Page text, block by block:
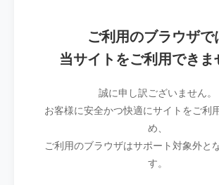
ご利用のブラウザで
当サイトをご利用できま
誠に申し訳ございません。
お客様に安全かつ快適にサイトをご利
め、
ご利用のブラウザはサポート対象外と
す。